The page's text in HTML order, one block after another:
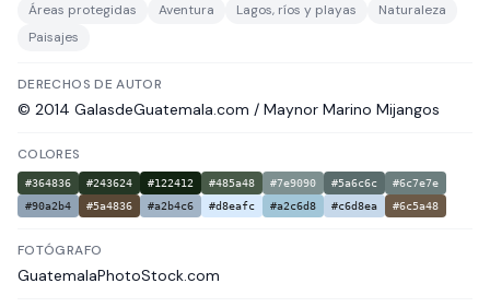
Áreas protegidas
Aventura Lagos, ríos y playas
Naturaleza
Paisajes
DERECHOS DE AUTOR
© 2014 GalasdeGuatemala.com / Maynor Marino Mijangos
COLORES
#364836 #243624 #122412 #485a48 #7e9090 #5a6c6c
#6c7e7e
#90a2b4
#5a4836 #a2b4c6 #d8eafc #a2c6d8 #c6d8ea #6c5a48
FOTÓGRAFO
GuatemalaPhotoStock.com